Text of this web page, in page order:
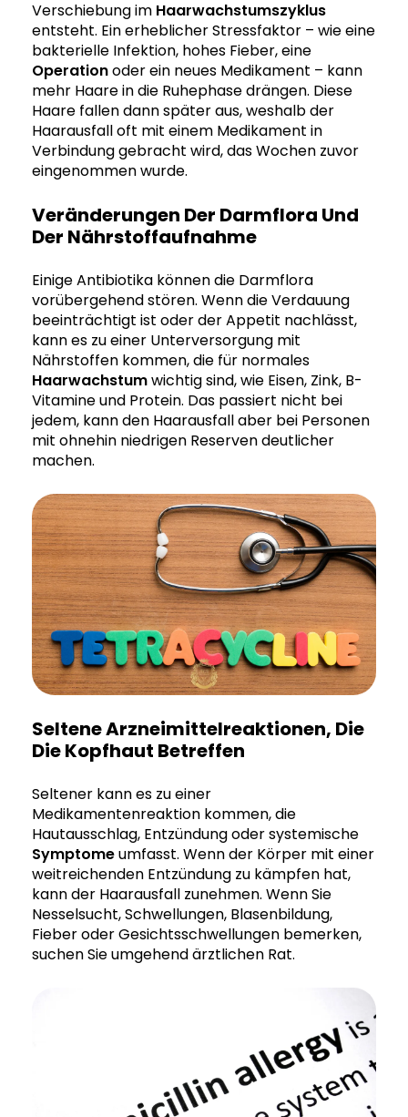
Verschiebung im Haarwachstumszyklus
entsteht. Ein erheblicher Stressfaktor – wie eine
bakterielle Infektion, hohes Fieber, eine
Operationoder ein neues Medikament – kann
mehr Haare in die Ruhephase drängen. Diese
Haare fallen dann später aus, weshalb der
Haarausfall oft mit einem Medikament in
Verbindung gebracht wird, das Wochen zuvor
eingenommen wurde.
Veränderungen Der Darmflora Und
Der Nährstoffaufnahme
Einige Antibiotika können die Darmflora
vorübergehend stören. Wenn die Verdauung
beeinträchtigt ist oder der Appetit nachlässt,
kann es zu einer Unterversorgung mit
Nährstoffen kommen, die für normales
Haarwachstumwichtig sind, wie Eisen, Zink, B-
Vitamine und Protein. Das passiert nicht bei
jedem, kann den Haarausfall aber bei Personen
mit ohnehin niedrigen Reserven deutlicher
machen.
Seltene Arzneimittelreaktionen, Die
Die Kopfhaut Betreffen
Seltener kann es zu einer
Medikamentenreaktion kommen, die
Hautausschlag, Entzündung oder systemische
Symptomeumfasst. Wenn der Körper mit einer
weitreichenden Entzündung zu kämpfen hat,
kann der Haarausfall zunehmen. Wenn Sie
Nesselsucht, Schwellungen, Blasenbildung,
Fieber oder Gesichtsschwellungen bemerken,
suchen Sie umgehend ärztlichen Rat.